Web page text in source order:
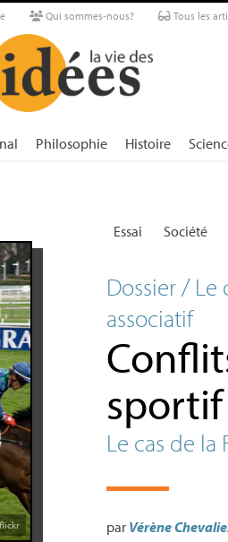
Qui sommes-nous? Tous les
Philosophie Histoire
Essai Société
Dossier /
associatif
sportif
Le cas de la
par Vérène